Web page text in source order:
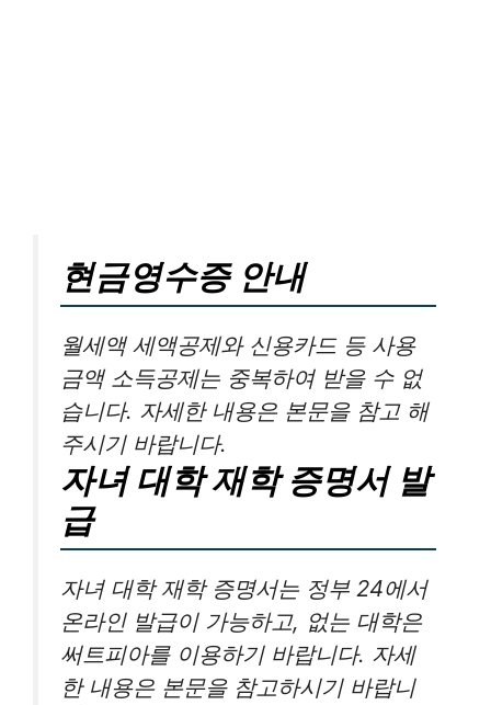
현금영수증 안내
월세액 세액공제와 신용카드 등 사용
금액 소득공제는 중복하여 받을 수 없
습니다. 자세한 내용은 본문을 참고 해
주시기 바랍니다.
자녀 대학 재학 증명서 발
급
자녀 대학 재학 증명서는 정부 24에서
온라인 발급이 가능하고, 없는 대학은
써트피아를 이용하기 바랍니다. 자세
한 내용은 본문을 참고하시기 바랍니